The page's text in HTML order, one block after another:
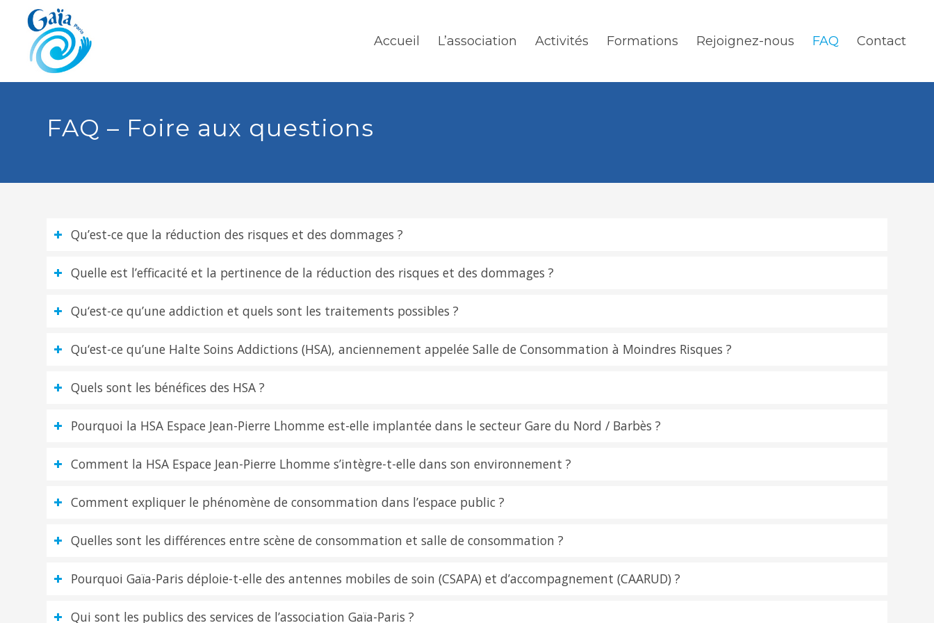
Accueil L’association Activités Formations Rejoignez-nous FAQ Contact
FAQ – Foire aux questions
Qu’est-ce que la réduction des risques et des dommages ?
Quelle est l’efficacité et la pertinence de la réduction des risques et des dommages ?
Qu‘est-ce qu’une addiction et quels sont les traitements possibles ?
Qu‘est-ce qu’une Halte Soins Addictions (HSA), anciennement appelée Salle de Consommation à Moindres Risques ?
Quels sont les bénéfices des HSA ?
Pourquoi la HSA Espace Jean-Pierre Lhomme est-elle implantée dans le secteur Gare du Nord / Barbès ?
Comment la HSA Espace Jean-Pierre Lhomme s’intègre-t-elle dans son environnement ?
Comment expliquer le phénomène de consommation dans l’espace public ?
Quelles sont les différences entre scène de consommation et salle de consommation ?
Pourquoi Gaïa-Paris déploie-t-elle des antennes mobiles de soin (CSAPA) et d’accompagnement (CAARUD) ?
Qui sont les publics des services de l’association Gaïa-Paris ?